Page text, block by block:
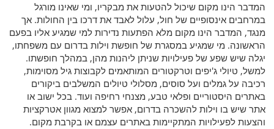
המדבר הינו מקום שיכול להטעות את מבקריו, ומי שאינו מורגל
במרחבים אינסופיים של חול, עלול לאבד את דרכו בין החולות. אך
מנגד, המדבר הינו מקום מלא הפתעות נדירות למי שמגיע אליו בפעם
הראשונה. מי שמגיע במסגרת של חופשת וילות בדרום עם משפחתו,
יגלה שיש שפע של פעילויות שניתן ליהנות מהן, במהלך חופשתו.
למשל, טיולי ג'יפים וטרקטורים המותאמים לקבוצות גיל מסוימות,
רכיבה על גמלים ועל סוסים, מסלולי טיולים המשלבים ביקורים
באתרים היסטוריים ופלאי טבע, מצנחי רחיפה ועוד. בכל ישוב או
אתר שיש בו וילות להשכרה בדרום, אפשר למצוא מגוון אטרקציות
והצעות לפעילויות המתקיימות באתרים עצמם או בקרבת מקום.